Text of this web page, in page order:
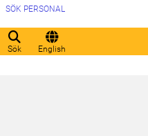
Sök English
SÖK PERSONAL